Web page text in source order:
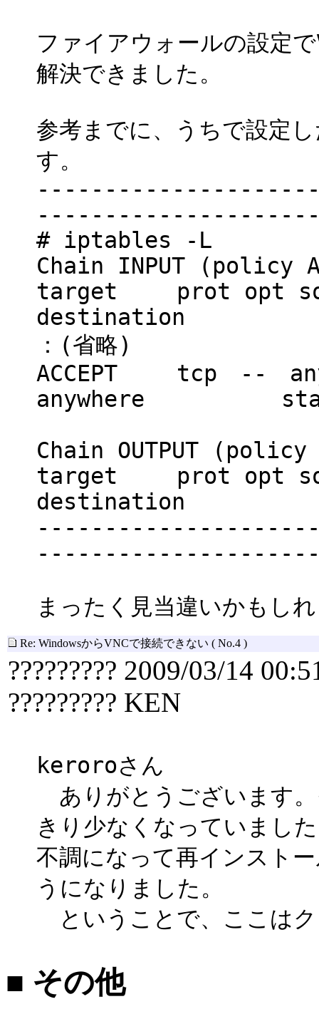
ファイアウォールの設定
解決できました。
参考までに、うちで設定
す。
# iptables -L
Chain INPUT (policy
target prot
destination
：(省略)
ACCEPT tcp
anywhere state
Chain OUTPUT (policy
target prot
destination
まったく見当違いかもし
Re: WindowsからVNCで接続できない ( No.4 )
????????? 2009/03/14
????????? KEN
keroroさん
ありがとうございます
きり少なくなっていまし
不調になって再インスト
うになりました。
ということで、ここは
■ その他